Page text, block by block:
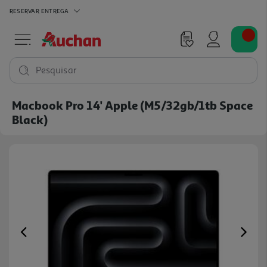
RESERVAR ENTREGA
Pesquisar
Macbook Pro 14' Apple (m5/32gb/1tb Space
Black)
Previous